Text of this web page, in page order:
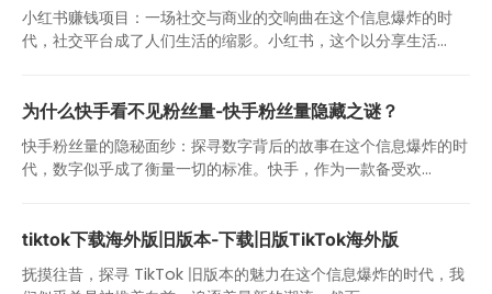
小红书赚钱项目：一场社交与商业的交响曲在这个信息爆炸的时
代，社交平台成了人们生活的缩影。小红书，这个以分享生活...
为什么快手看不见粉丝量-快手粉丝量隐藏之谜？
快手粉丝量的隐秘面纱：探寻数字背后的故事在这个信息爆炸的时
代，数字似乎成了衡量一切的标准。快手，作为一款备受欢...
tiktok下载海外版旧版本-下载旧版TikTok海外版
抚摸往昔，探寻 TikTok 旧版本的魅力在这个信息爆炸的时代，我